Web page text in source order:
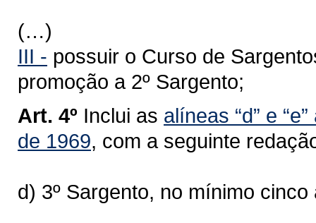
(…)
III - possuir o Curso de
promoção a 2º Sargento;
Art. 4º Inclui as alíneas “d” e
de 1969, com a seguinte
d) 3º Sargento, no mínimo